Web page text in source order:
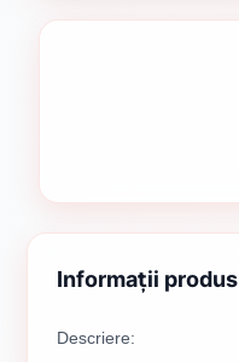
Informații produs
Descriere: